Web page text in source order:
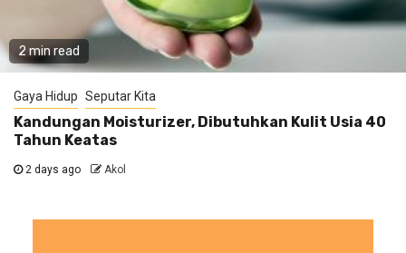
2 min read
Gaya Hidup Seputar Kita
Kandungan Moisturizer, Dibutuhkan Kulit Usia 40
Tahun Keatas
2 days ago Akol